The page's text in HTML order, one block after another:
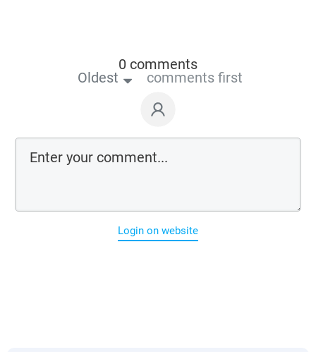
0 comments
Oldest comments first
Login on website